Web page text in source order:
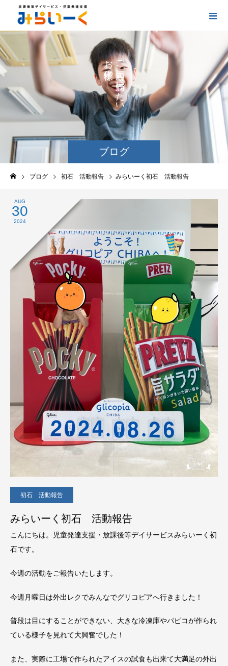
ブログ
ご
に
け
た
い
お
の
の
ブログ 初石 活動報告 みらいーく初石 活動報告
AUG
30
2024
初石 活動報告
みらいーく初石 活動報告
こんにちは。児童発達支援・放課後等デイサービスみらいーく初
石です。
今週の活動をご報告いたします。
今週月曜日は外出レクでみんなでグリコピアへ行きました！
普段は目にすることができない、大きな冷凍庫やパピコが作られ
ている様子を見れて大興奮でした！
また、実際に工場で作られたアイスの試食も出来て大満足の外出